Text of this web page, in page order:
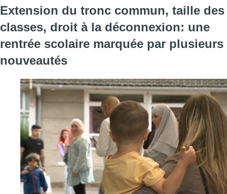
Extension du tronc commun, taille des
classes, droit à la déconnexion: une
rentrée scolaire marquée par plusieurs
nouveautés